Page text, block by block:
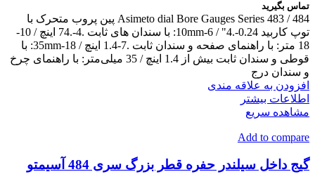
تماس بگیرید
Asimeto dial Bore Gauges Series 483 / 484 پین پروب متحرک با
توپ کاربید 0.24-.4" / 6-10mm: با سندان های ثابت .4-.74 اینچ / 10-
18 متر: با راهنمای صفحه و سندان ثابت .7-1.4 اینچ / 18-35mm: با
قوطی و سندان ثابت بیش از 1.4 اینچ / 35 میلی‌متر: با راهنمای چرخ
و سندان درج
افزودن به علاقه مندی
اطلاعات بیشتر
مشاهده سریع
Add to compare
گیج داخل سیلندر حفره قطر بزرگ سری 484 آسیمتو